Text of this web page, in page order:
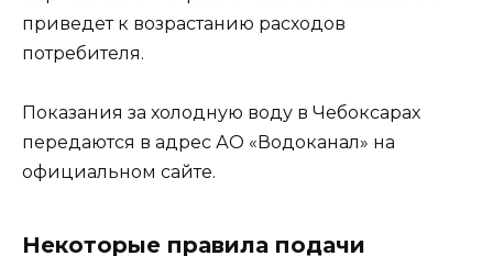
приведет к возрастанию расходов
потребителя.
Показания за холодную воду в Чебоксарах
передаются в адрес АО «Водоканал» на
официальном сайте.
Некоторые правила подачи